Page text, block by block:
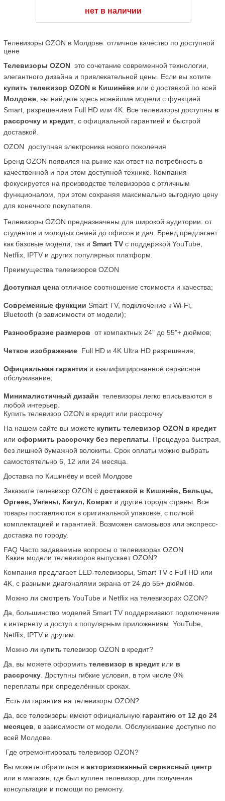
нет в наличии
Телевизоры OZON в Молдове  отличное качество по доступной
цене
Телевизоры OZON
  это сочетание современной технологии,
купить телевизор OZON в Кишинёве
Молдове , вы найдете здесь новейшие модели с функцией
Smart, разрешением Full HD или 4K. Все телевизоры доступны в
рассрочку и кредит , с официальной гарантией и быстрой
доставкой.
OZON  доступная электроника нового поколения
Бренд OZON появился на рынке как ответ на потребность в
качественной и при этом доступной технике. Компания
фокусируется на производстве телевизоров с отличным
функционалом, при этом сохраняя максимально выгодную цену
для конечного покупателя.
Телевизоры OZON предназначены для широкой аудитории: от
студентов и молодых семей до офисов и дач. Бренд предлагает
как базовые модели, так и Smart TV с поддержкой YouTube,
Netflix, IPTV и других популярных платформ.
Преимущества телевизоров OZON
Доступная цена отличное соотношение стоимости и качества;
Современные функции Smart TV, подключение к Wi-Fi,
Bluetooth (в зависимости от модели);
Разнообразие размеров
  от компактных 24" до 55"+ дюймов;
Четкое изображение
  Full HD и 4K Ultra HD разрешение;
Официальная гарантия и квалифицированное сервисное
обслуживание;
Минималистичный дизайн
  телевизоры легко вписываются в
любой интерьер.
Купить телевизор OZON в кредит или рассрочку
На нашем сайте вы можете купить телевизор OZON в кредит
или оформить рассрочку без переплаты . Процедура быстрая,
без лишней бумажной волокиты. Срок оплаты можно выбрать
самостоятельно 6, 12 или 24 месяца.
Доставка по Кишинёву и всей Молдове
Закажите телевизор OZON с доставкой в Кишинёв, Бельцы,
Оргеев, Унгены, Кагул, Комрат и другие города страны. Все
товары поставляются в оригинальной упаковке, с полной
комплектацией и гарантией. Возможен самовывоз или экспресс-
доставка по городу.
FAQ Часто задаваемые вопросы о телевизорах OZON
Какие модели телевизоров выпускает OZON?
Компания предлагает LED-телевизоры, Smart TV с Full HD или
4K, с разными диагоналями экрана от 24 до 55+ дюймов.
Можно ли смотреть YouTube и Netflix на телевизорах OZON?
Да, большинство моделей Smart TV поддерживают подключение
к интернету и доступ к популярным приложениям  YouTube,
Netflix, IPTV и другим.
Можно ли купить телевизор OZON в кредит?
Да, вы можете оформить телевизор в кредит или в
рассрочку . Доступны гибкие условия, в том числе 0%
переплаты при определённых сроках.
Есть ли гарантия на телевизоры OZON?
Да, все телевизоры имеют официальную гарантию от 12 до 24
месяцев , в зависимости от модели. Обслуживание доступно по
всей Молдове.
Где отремонтировать телевизор OZON?
Вы можете обратиться в авторизованный сервисный центр
или в магазин, где был куплен телевизор, для получения
консультации и помощи по ремонту.